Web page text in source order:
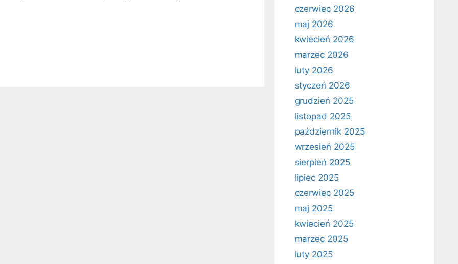
czerwiec 2026
maj 2026
kwiecień 2026
marzec 2026
luty 2026
styczeń 2026
grudzień 2025
listopad 2025
październik 2025
wrzesień 2025
sierpień 2025
lipiec 2025
czerwiec 2025
maj 2025
kwiecień 2025
marzec 2025
luty 2025